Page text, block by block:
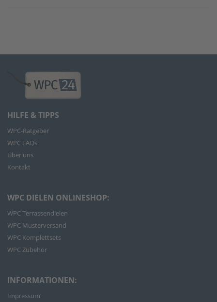
HILFE & TIPPS
WPC-Ratgeber
WPC FAQs
Über uns
Kontakt
WPC DIELEN ONLINESHOP:
WPC Terrassendielen
WPC Musterversand
WPC Komplettsets
WPC Zubehör
INFORMATIONEN:
Impressum